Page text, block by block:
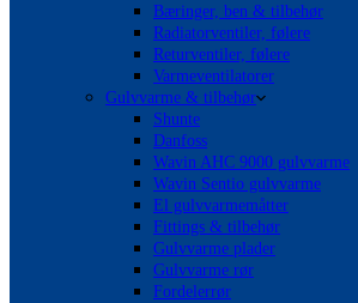
Bæringer, ben & tilbehør
Radiatorventiler, følere
Returventiler, følere
Varmeventilatorer
Gulvvarme & tilbehør
Shunte
Danfoss
Wavin AHC 9000 gulvvarme
Wavin Sentio gulvvarme
El gulvvarmemåtter
Fittings & tilbehør
Gulvvarme plader
Gulvvarme rør
Fordelerrør